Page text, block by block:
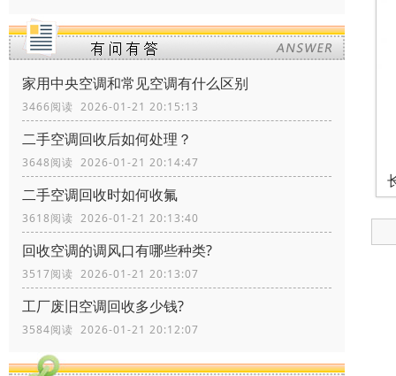
家用中央空调和常见空调有什么区别
3466阅读 2026-01-21 20:15:13
二手空调回收后如何处理？
3648阅读 2026-01-21 20:14:47
二手空调回收时如何收氟
3618阅读 2026-01-21 20:13:40
回收空调的调风口有哪些种类?
3517阅读 2026-01-21 20:13:07
工厂废旧空调回收多少钱?
3584阅读 2026-01-21 20:12:07